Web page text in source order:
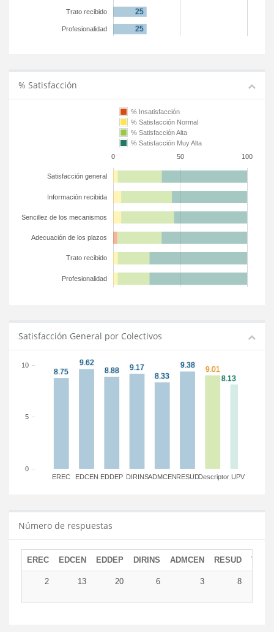
Trato recibido
Profesionalidad
% Satisfacción
0 50 100
Satisfacción general
Información recibida
Sencillez de los mecanismos
Adecuación de los plazos
Trato recibido
Profesionalidad
% Insatisfacción
% Satisfacción Normal
% Satisfacción Alta
% Satisfacción Muy Alta
Satisfacción General por Colectivos
EREC EDCEN EDDEP DIRINSADMCENRESUDDescriptor UPV
0
5
10
Número de respuestas
EREC EDCEN EDDEP DIRINS ADMCEN RESUD
2 13 20 6 3 8